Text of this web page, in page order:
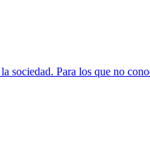
Para los que no